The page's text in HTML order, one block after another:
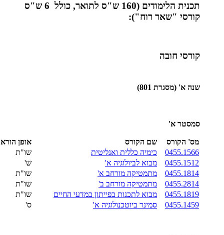
תכנית הלימודים (160 ש"ס לתואר, כולל 6 ש"ס
קורסי "שאר רוח"):
קורסי חובה
שנה א' (מסגרת 801)
סמסטר א'
מס' הקורס שם הקורס
אופן
0455.1566
כימיה כללית ואנליטית
שו"ת
0455.1512
מבוא לביולוגיה א'
ש'
0455.1814
מתמטיקה מורחב א'
שו"ת
0455.2814
מתמטיקה מורחב ב'
שו"ת
0455.1819
מבוא לתכנות בפייתון במדעי החיים
שו"ת
0455.1459
סמינר ביוטכנולוגיה א' ס'